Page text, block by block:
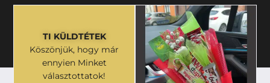
TI KÜLDTÉTEK
Köszönjük, hogy már
ennyien Minket
választottatok!